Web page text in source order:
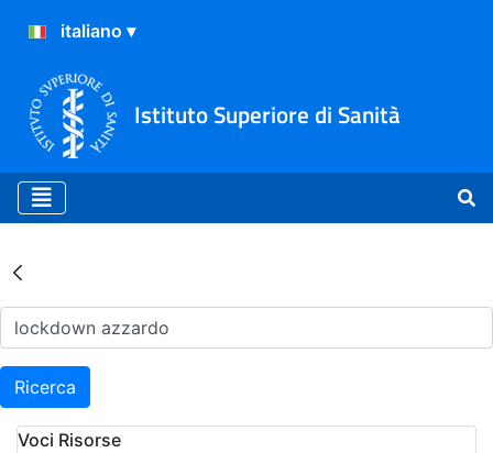
Istituto Superiore di Sanità
Risultati della Ricerca -
Ricerca
Voci Risorse